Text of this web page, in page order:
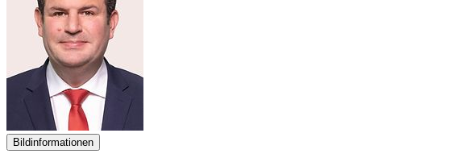
Bildinformationen